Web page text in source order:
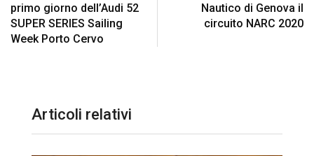
primo giorno dell’Audi 52
SUPER SERIES Sailing
Week Porto Cervo
Nautico di Genova il
circuito NARC 2020
Articoli relativi